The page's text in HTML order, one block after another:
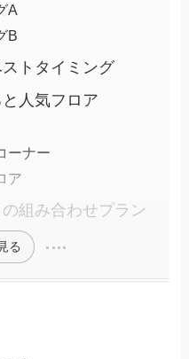
A
B
トタイミング
人気フロア
ーナー
ア
組み合わせプラン
る